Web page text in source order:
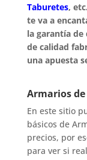
Taburetes,
te va a
la garantía
de calidad
una apuesta
Armarios
En este sitio
básicos de
precios, por
para ver si